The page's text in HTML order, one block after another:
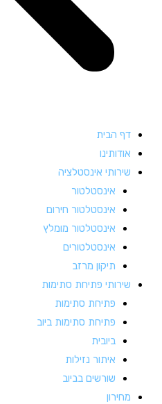
דף הבית
אודותינו
שירותי אינסטלציה
אינסטלטור
אינסטלטור חירום
אינסטלטור מומלץ
אינסטלטורים
תיקון מרזב
שירותי פתיחת סתימות
פתיחת סתימות
פתיחת סתימות ביוב
ביובית
איתור נזילות
שורשים בביוב
מחירון